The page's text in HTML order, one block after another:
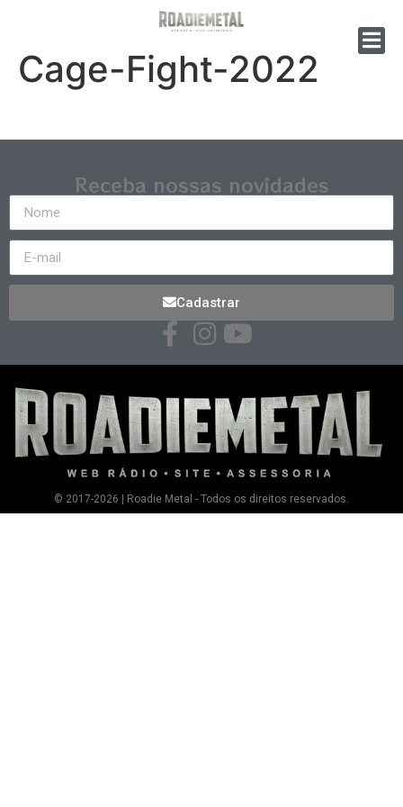
Cage-Fight-2022
Receba nossas novidades
Cadastrar
© 2017-2026 | Roadie Metal - Todos os direitos reservados.